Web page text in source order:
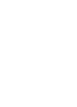
XL仔裤 男士 图色